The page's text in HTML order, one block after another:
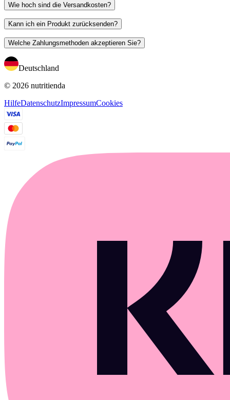
Wie hoch sind die Versandkosten?
Kann ich ein Produkt zurücksenden?
Welche Zahlungsmethoden akzeptieren Sie?
Deutschland
© 2026 nutritienda
HilfeDatenschutzImpressumCookies